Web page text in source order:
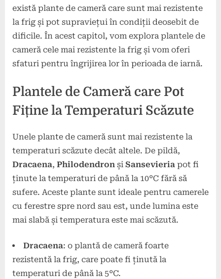
există plante de cameră care sunt mai rezistente
la frig și pot supraviețui în condiții deosebit de
dificile. În acest capitol, vom explora plantele de
cameră cele mai rezistente la frig și vom oferi
sfaturi pentru îngrijirea lor în perioada de iarnă.
Plantele de Cameră care Pot
Fiține la Temperaturi Scăzute
Unele plante de cameră sunt mai rezistente la
temperaturi scăzute decât altele. De pildă,
Dracaena, Philodendron și Sansevieria pot fi
ținute la temperaturi de până la 10°C fără să
sufere. Aceste plante sunt ideale pentru camerele
cu ferestre spre nord sau est, unde lumina este
mai slabă și temperatura este mai scăzută.
Dracaena: o plantă de cameră foarte
rezistentă la frig, care poate fi ținută la
temperaturi de până la 5°C.